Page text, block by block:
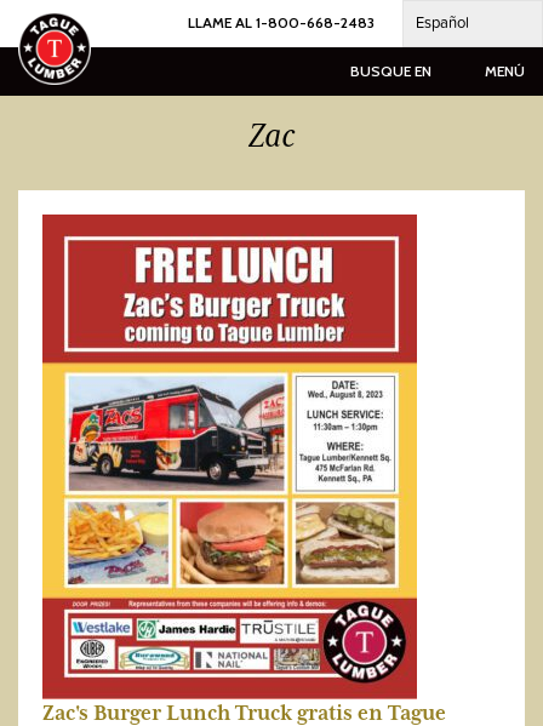
al
contenido
LLAME AL 1-800-668-2483 Español
BUSQUE EN MENÚ
Zac
Zac's Burger Lunch Truck gratis en Tague